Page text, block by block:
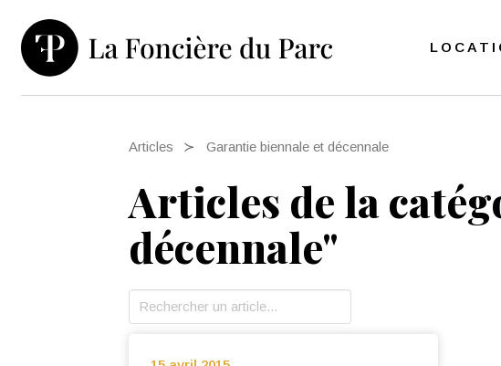
Articles Garantie biennale et décennale
Articles de la
décennale"